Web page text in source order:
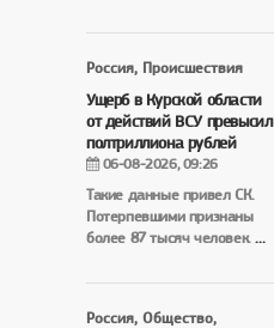
Россия, Происшествия
Ущерб в Курской области
от действий ВСУ превысил
полтриллиона рублей
06-08-2026, 09:26
Такие данные привел СК.
Потерпевшими признаны
более 87 тысяч человек....
Россия, Общество,